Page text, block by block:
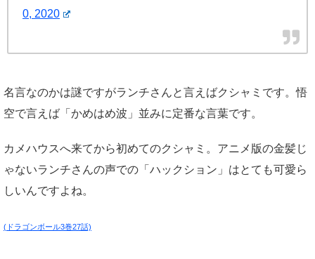
0, 2020
名言なのかは謎ですがランチさんと言えばクシャミです。悟
空で言えば「かめはめ波」並みに定番な言葉です。
カメハウスへ来てから初めてのクシャミ。アニメ版の金髪じ
ゃないランチさんの声での「ハックション」はとても可愛ら
しいんですよね。
(ドラゴンボール3巻27話)